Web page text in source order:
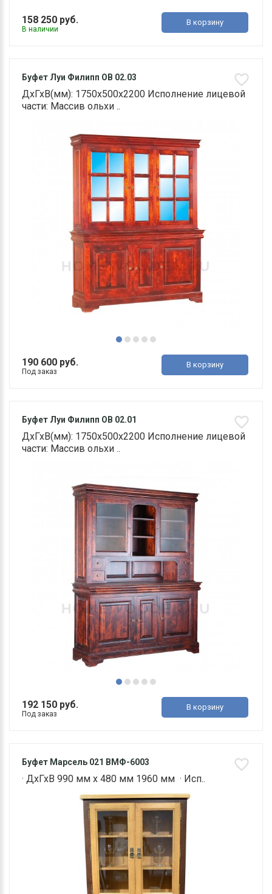
158 250 руб.
В наличии
В корзину
Буфет Луи Филипп ОВ 02.03
ДхГхВ(мм): 1750х500х2200 Исполнение лицевой
части: Массив ольхи ..
190 600 руб.
Под заказ
В корзину
Буфет Луи Филипп ОВ 02.01
ДхГхВ(мм): 1750х500х2200 Исполнение лицевой
части: Массив ольхи ..
192 150 руб.
Под заказ
В корзину
Буфет Марсель 021 ВМФ-6003
· ДхГхВ 990 мм х 480 мм 1960 мм · Исп..